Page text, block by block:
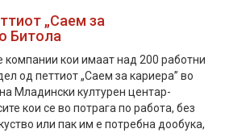
„Саем за
Битола
компании кои имаат над 200 работни
од петтиот „Саем за кариера” во
Младински културен центар-
кои се во потрага по работа, без
или пак им е потребна дообука,